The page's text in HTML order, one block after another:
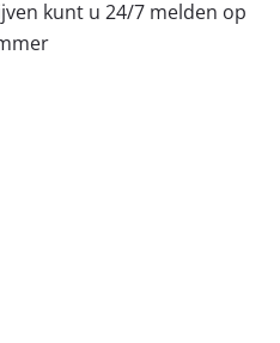
kunt u 24/7 melden op